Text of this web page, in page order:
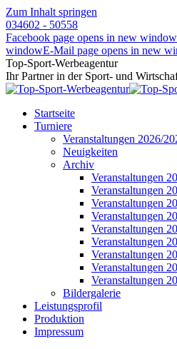
Zum Inhalt springen
034602 - 50558
Facebook page opens in new window
windowE-Mail page opens in new
Top-Sport-Werbeagentur
Ihr Partner in der Sport- und
Startseite
Turniere
Veranstaltungen 2026/
Neuigkeiten
Archiv
Veranstaltungen
Veranstaltungen
Veranstaltungen
Veranstaltungen
Veranstaltungen
Veranstaltungen
Veranstaltungen
Veranstaltungen
Veranstaltungen
Bildergalerie
Leistungsprofil
Produktion
Impressum